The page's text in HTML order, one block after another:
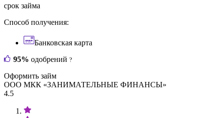
срок займа
Способ получения:
Банковская карта
95% одобрений ?
Оформить займ
ООО МКК «ЗАНИМАТЕЛЬНЫЕ ФИНАНСЫ»
4.5